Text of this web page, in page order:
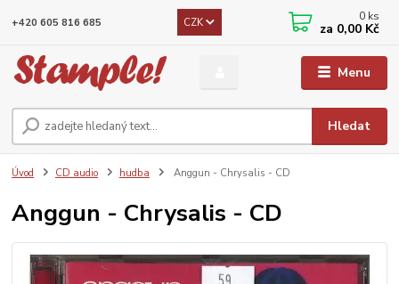
Menu
CZK
Hledat
+420 605 816 685 0 ks
za 0,00 Kč
Úvod CD audio hudba Anggun - Chrysalis - CD
Anggun - Chrysalis - CD